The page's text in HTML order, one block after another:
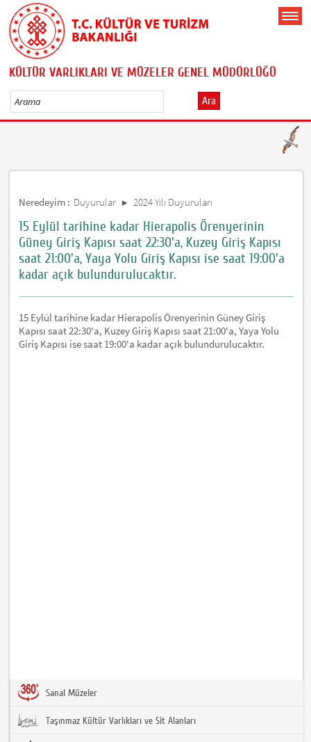
KÜLTÜR VARLIKLARI VE MÜZELER GENEL MÜDÜRLÜĞÜ
Ara
Neredeyim : Duyurular 2024 Yılı Duyuruları
15 Eylül tarihine kadar Hierapolis Örenyerinin
Güney Giriş Kapısı saat 22:30'a, Kuzey Giriş Kapısı
saat 21:00'a, Yaya Yolu Giriş Kapısı ise saat 19:00'a
kadar açık bulundurulucaktır.
15 Eylül tarihine kadar Hierapolis Örenyerinin Güney Giriş
Kapısı saat 22:30'a, Kuzey Giriş Kapısı saat 21:00'a, Yaya Yolu
Giriş Kapısı ise saat 19:00'a kadar açık bulundurulucaktır.
Sanal Müzeler
Taşınmaz Kültür Varlıkları ve Sit Alanları